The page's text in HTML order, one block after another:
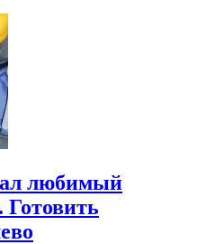
любимый
Готовить